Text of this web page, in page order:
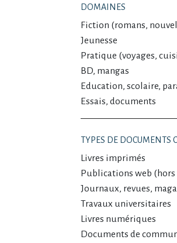
DOMAINES
Fiction (romans,
Jeunesse
Pratique (voyages,
BD, mangas
Education, scolaire,
Essais, documents
TYPES DE DOCUMENTS
Livres imprimés
Publications web
Journaux, revues,
Travaux universitaires
Livres numériques
Documents de